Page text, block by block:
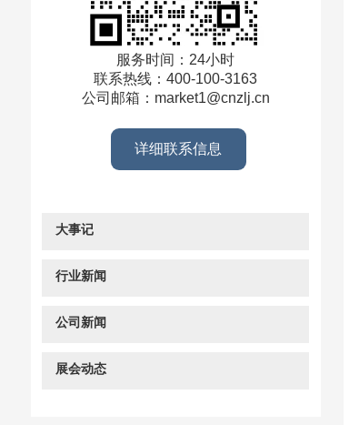
服务时间：24小时
联系热线：400-100-3163
公司邮箱：market1@cnzlj.cn
详细联系信息
大事记
行业新闻
公司新闻
展会动态